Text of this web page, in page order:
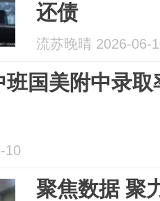
还债
流苏晚晴 2026-06-
班国美附中录
10
聚焦数据 聚